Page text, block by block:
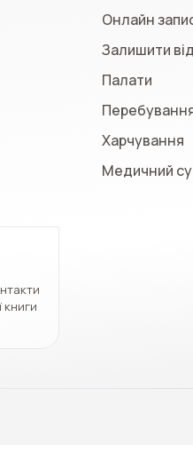
книги
Онлайн
Залишити
Палати
Харчування
Медичний